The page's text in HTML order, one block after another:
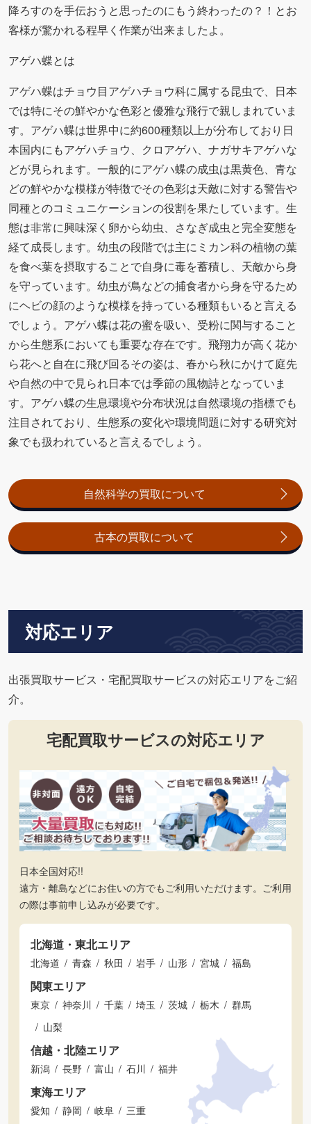
降ろすのを手伝おうと思ったのにもう終わったの？！とお
客様が驚かれる程早く作業が出来ましたよ。
アゲハ蝶とは
アゲハ蝶はチョウ目アゲハチョウ科に属する昆虫で、日本
では特にその鮮やかな色彩と優雅な飛行で親しまれていま
す。アゲハ蝶は世界中に約600種類以上が分布しており日
本国内にもアゲハチョウ、クロアゲハ、ナガサキアゲハな
どが見られます。一般的にアゲハ蝶の成虫は黒黄色、青な
どの鮮やかな模様が特徴でその色彩は天敵に対する警告や
同種とのコミュニケーションの役割を果たしています。生
態は非常に興味深く卵から幼虫、さなぎ成虫と完全変態を
経て成長します。幼虫の段階では主にミカン科の植物の葉
を食べ葉を摂取することで自身に毒を蓄積し、天敵から身
を守っています。幼虫が鳥などの捕食者から身を守るため
にヘビの顔のような模様を持っている種類もいると言える
でしょう。アゲハ蝶は花の蜜を吸い、受粉に関与すること
から生態系においても重要な存在です。飛翔力が高く花か
ら花へと自在に飛び回るその姿は、春から秋にかけて庭先
や自然の中で見られ日本では季節の風物詩となっていま
す。アゲハ蝶の生息環境や分布状況は自然環境の指標でも
注目されており、生態系の変化や環境問題に対する研究対
象でも扱われていると言えるでしょう。
自然科学の買取について
古本の買取について
対応エリア
出張買取サービス・宅配買取サービスの対応エリアをご紹
介。
宅配買取サービスの対応エリア
日本全国対応!!
遠方・離島などにお住いの方でもご利用いただけます。ご利用
の際は事前申し込みが必要です。
北海道・東北エリア
北海道 青森 秋田 岩手 山形 宮城 福島
関東エリア
東京 神奈川 千葉 埼玉 茨城 栃木
群馬
山梨
信越・北陸エリア
新潟 長野 富山 石川 福井
東海エリア
愛知 静岡 岐阜 三重